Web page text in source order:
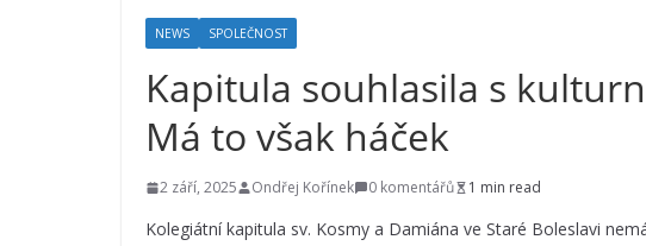
NEWS SPOLEČNOST
Kapitula souhlasila s
Má to však háček
2 září, 2025 Ondřej Kořínek 0 komentářů 1 min read
Kolegiátní kapitula sv. Kosmy a Damiána ve Staré Boleslavi